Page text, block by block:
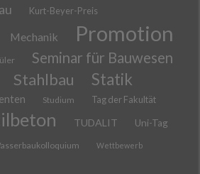
Kurt-Beyer-Preis
Mechanik Promotion
Seminar für Bauwesen
Stahlbau Statik
Studium Tag der Fakultät
TUDALIT Uni-Tag
Wettbewerb